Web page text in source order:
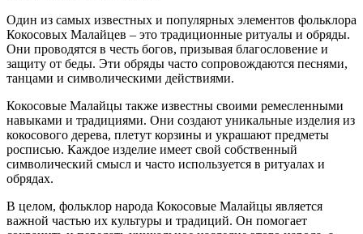
Один из самых известных и популярных элементов фольклора
Кокосовых Малайцев – это традиционные ритуалы и обряды.
Они проводятся в честь богов, призывая благословение и
защиту от беды. Эти обряды часто сопровождаются песнями,
танцами и символическими действиями.
Кокосовые Малайцы также известны своими ремесленными
навыками и традициями. Они создают уникальные изделия из
кокосового дерева, плетут корзины и украшают предметы
росписью. Каждое изделие имеет свой собственный
символический смысл и часто используется в ритуалах и
обрядах.
В целом, фольклор народа Кокосовые Малайцы является
важной частью их культуры и традиций. Он помогает